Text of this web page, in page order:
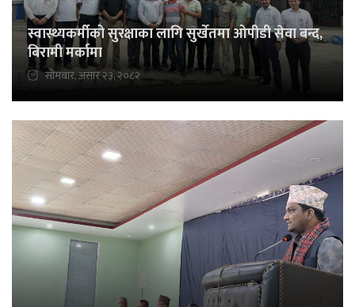
स्वास्थ्यकर्मीको सुरक्षाका लागि सुर्खेतमा ओपीडी सेवा बन्द,
बिरामी मर्कामा
सोमबार, असार २३, २०८२